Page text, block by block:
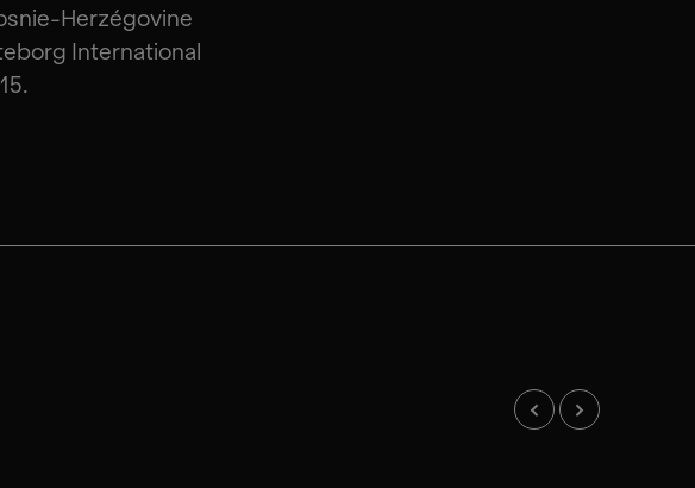
Herzégovine
International